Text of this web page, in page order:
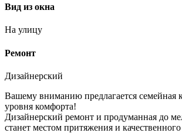
Вид из окна
На улицу
Ремонт
Дизайнерский
Вашему вниманию предлагается семейная
уровня комфорта!
Дизайнерский ремонт и продуманная до
станет местом притяжения и